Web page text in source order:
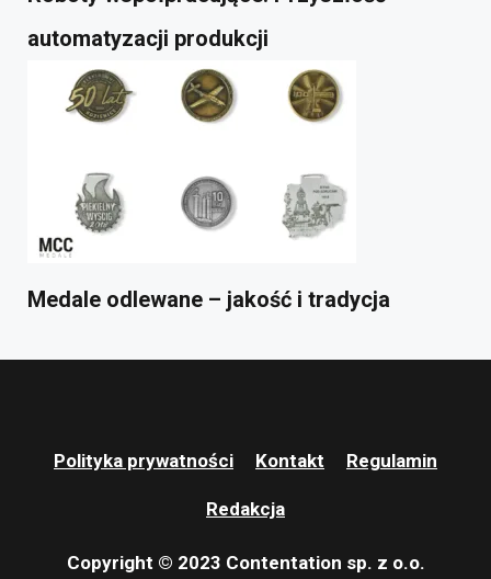
automatyzacji produkcji
Medale odlewane – jakość i tradycja
Polityka prywatności Kontakt Regulamin
Redakcja
Copyright © 2023 Contentation sp. z o.o.